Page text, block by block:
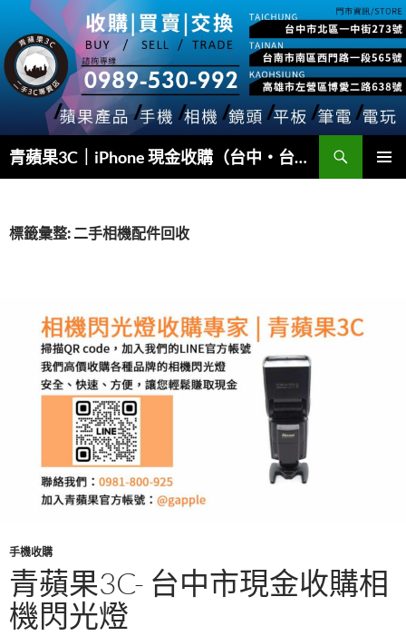
主
要
青蘋果3C｜iPhone 現金收購（台中・台南・高雄）
搜
尋
標籤彙整: 二手相機配件回收
手機收購
青蘋果3C- 台中市現金收購相
機閃光燈